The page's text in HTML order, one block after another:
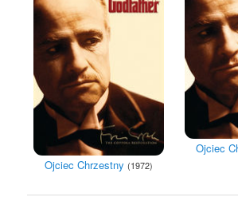
Ojciec Chrzestny (1972)
Ojciec